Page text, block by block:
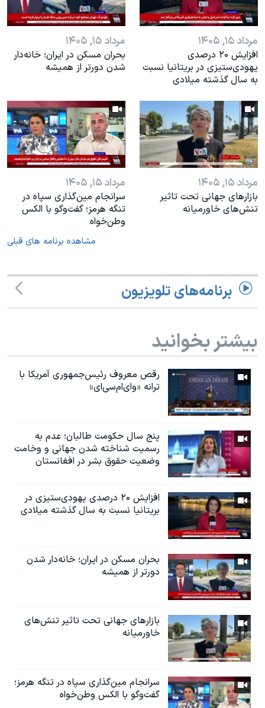
مرداد ۱۵, ۱۴۰۵
افزایش ۲۰ درصدی
یهودی‌ستیزی در بریتانیا نسبت
به سال گذشته میلادی
مرداد ۱۵, ۱۴۰۵
بحران مسکن در ایران؛ خانه‌دار
شدن دورتر از همیشه
مرداد ۱۵, ۱۴۰۵
بازارهای جهانی تحت تاثیر
تنش‌های خاورمیانه
مرداد ۱۵, ۱۴۰۵
سرانجام مین‌گذاری‌ سپاه در
تنگه هرمز؛ گفت‌وگو با الکس
وطن‌خواه
مشاهده برنامه های قبلی
برنامه‌های تلویزیون
بیشتر بخوانید
رقص معروف رئیس‌جمهوری آمریکا با
ترانه «وای‌ام‌سی‌ای»
پنج سال حکومت طالبان؛ عدم به
رسمیت شناخته شدن جهانی و وخامت
وضعیت حقوق بشر در افغانستان
افزایش ۲۰ درصدی یهودی‌ستیزی در
بریتانیا نسبت به سال گذشته میلادی
بحران مسکن در ایران؛ خانه‌دار شدن
دورتر از همیشه
بازارهای جهانی تحت تاثیر تنش‌های
خاورمیانه
سرانجام مین‌گذاری‌ سپاه در تنگه هرمز؛
گفت‌وگو با الکس وطن‌خواه